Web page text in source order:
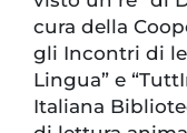
cura della
gli Incontri di
Lingua” e
Italiana